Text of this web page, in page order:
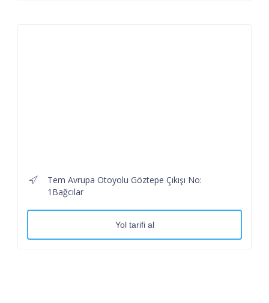
Tem Avrupa Otoyolu Göztepe Çıkışı No:
1Bağcılar
Yol tarifi al